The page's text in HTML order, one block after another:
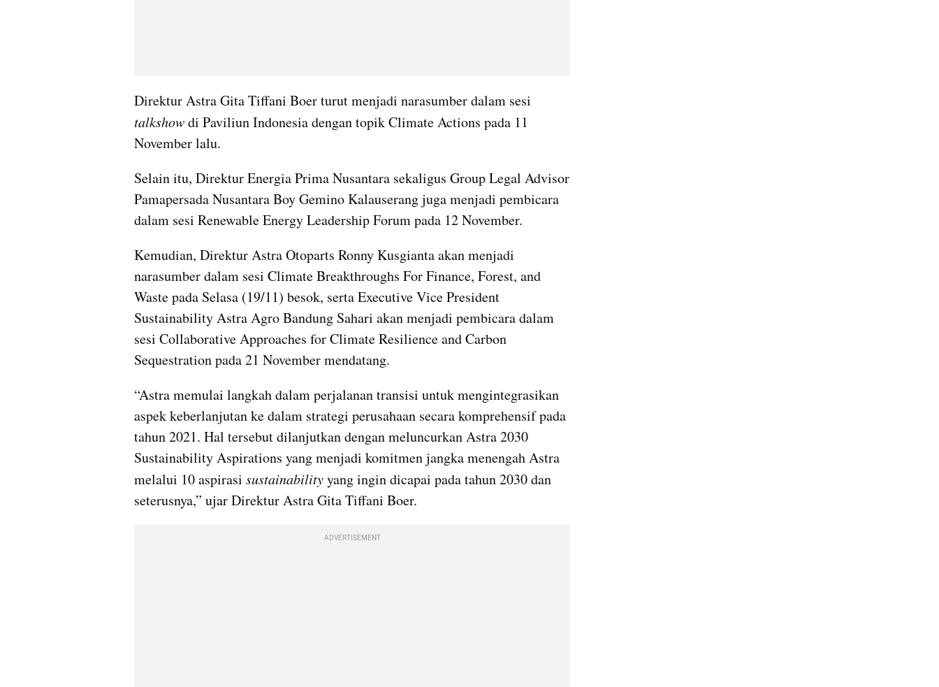
talkshow di Paviliun Indonesia dengan topik Climate Actions pada 11
November lalu.
Selain itu, Direktur Energia Prima Nusantara sekaligus Group Legal Advisor
Pamapersada Nusantara Boy Gemino Kalauserang juga menjadi pembicara
dalam sesi Renewable Energy Leadership Forum pada 12 November.
Kemudian, Direktur Astra Otoparts Ronny Kusgianta akan menjadi
narasumber dalam sesi Climate Breakthroughs For Finance, Forest, and
Waste pada Selasa (19/11) besok, serta Executive Vice President
Sustainability Astra Agro Bandung Sahari akan menjadi pembicara dalam
sesi Collaborative Approaches for Climate Resilience and Carbon
Sequestration pada 21 November mendatang.
“Astra memulai langkah dalam perjalanan transisi untuk mengintegrasikan
aspek keberlanjutan ke dalam strategi perusahaan secara komprehensif pada
tahun 2021. Hal tersebut dilanjutkan dengan meluncurkan Astra 2030
Sustainability Aspirations yang menjadi komitmen jangka menengah Astra
melalui 10 aspirasi sustainability yang ingin dicapai pada tahun 2030 dan
seterusnya,” ujar Direktur Astra Gita Tiffani Boer.
ADVERTISEMENT